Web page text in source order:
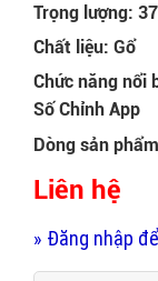
Trọng lượng:
Chất liệu: Gổ
Chức năng nổi
Số Chỉnh App
Dòng sản
Liên hệ
» Đăng nhập